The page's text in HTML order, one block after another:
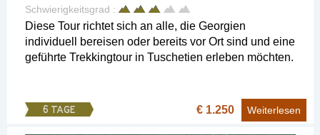
Schwierigkeitsgrad :
Diese Tour richtet sich an alle, die Georgien
individuell bereisen oder bereits vor Ort sind und eine
geführte Trekkingtour in Tuschetien erleben möchten.
6 TAGE € 1.250 Weiterlesen